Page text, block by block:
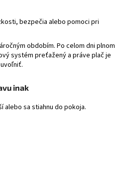
bezpečia alebo pomoci pri
obdobím. Po celom dni plnom
systém preťažený a práve plač je
inak
alebo sa stiahnu do pokoja.